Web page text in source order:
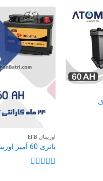
اوربیتال EFB
باتری 60 آمپر اوربیتال EFB